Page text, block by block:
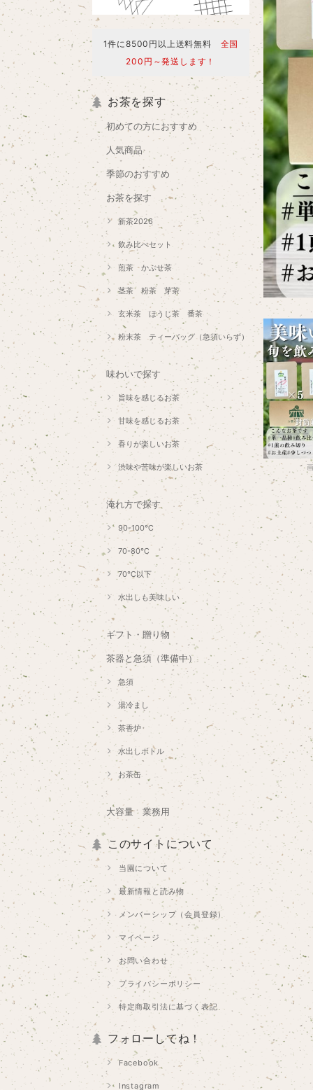
1件に8500円以上送料無料 全国
200円～発送します！
お茶を探す
初めての方におすすめ
人気商品
季節のおすすめ
お茶を探す
新茶2026
飲み比べセット
煎茶 かぶせ茶
茎茶 粉茶 芽茶
玄米茶 ほうじ茶 番茶
粉末茶 ティーバッグ（急須いらず）
味わいで探す
旨味を感じるお茶
甘味を感じるお茶
香りが楽しいお茶
渋味や苦味が楽しいお茶
淹れ方で探す
90-100℃
70-80℃
70℃以下
水出しも美味しい
ギフト・贈り物
茶器と急須（準備中）
急須
湯冷まし
茶香炉
水出しボトル
お茶缶
大容量 業務用
このサイトについて
当園について
最新情報と読み物
メンバーシップ（会員登録）
マイページ
お問い合わせ
プライバシーポリシー
特定商取引法に基づく表記
フォローしてね！
Facebook
Instagram